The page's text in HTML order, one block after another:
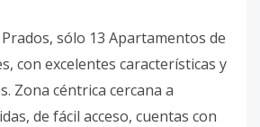
sólo 13 Apartamentos de
con excelentes características y
Zona céntrica cercana a
de fácil acceso, cuentas con